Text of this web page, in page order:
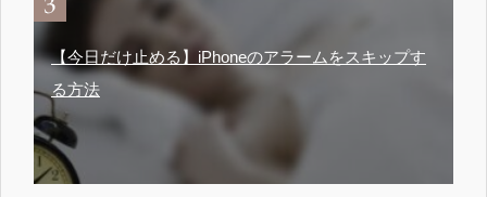
【今日だけ止める】iPhoneのアラームをスキップす
る方法